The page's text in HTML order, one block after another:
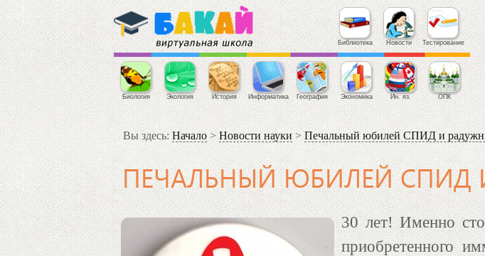
Библиотека Новости Тестирование
Биология Экология История Информатика География Экономика Ин. яз. ОПК
Вы здесь: Начало>Новости науки >Печальный юбилей СПИД и
ПЕЧАЛЬНЫЙ ЮБИЛЕЙ СПИД
30 лет! Именно
приобретенного